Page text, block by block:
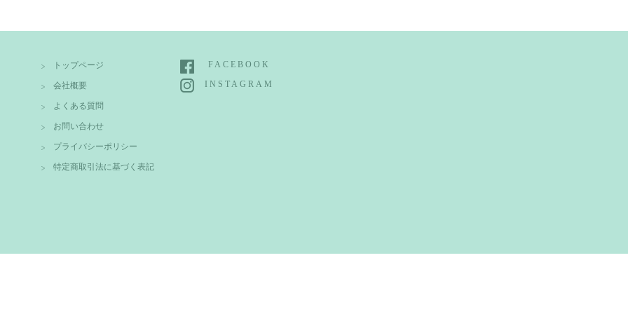
FACEBOOK
INSTAGRAM
トップページ
会社概要
よくある質問
お問い合わせ
プライバシーポリシー
特定商取引法に基づく表記